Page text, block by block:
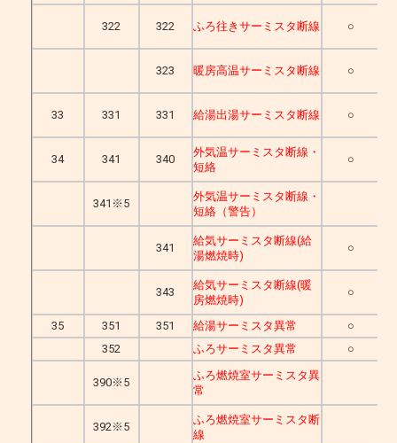
322 322 ふろ往きサーミスタ断線 ○
323 暖房高温サーミスタ断線 ○
33 331 331 給湯出湯サーミスタ断線 ○
34 341 340
外気温サーミスタ断線・
短絡
○
341※5
外気温サーミスタ断線・
短絡（警告）
341
給気サーミスタ断線(給
湯燃焼時)
○
343
給気サーミスタ断線(暖
房燃焼時)
○
35 351 351 給湯サーミスタ異常
○
352
ふろサーミスタ異常 ○
390※5
ふろ燃焼室サーミスタ異
常
392※5
ふろ燃焼室サーミスタ断
線